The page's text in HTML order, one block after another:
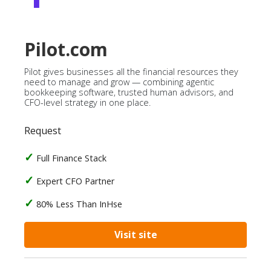
Pilot.com
Pilot gives businesses all the financial resources they
need to manage and grow — combining agentic
bookkeeping software, trusted human advisors, and
CFO-level strategy in one place.
Request
Full Finance Stack
Expert CFO Partner
80% Less Than InHse
Visit site